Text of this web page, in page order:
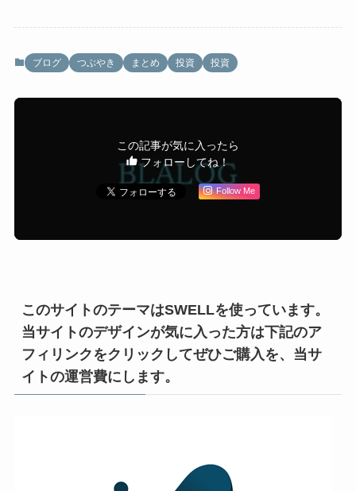
ブログ つぶやき まとめ 投資 投資
この記事が気に入ったら
フォローしてね！
Follow Me
このサイトのテーマはSWELLを使っています。
当サイトのデザインが気に入った方は下記のア
フィリンクをクリックしてぜひご購入を、当サ
イトの運営費にします。